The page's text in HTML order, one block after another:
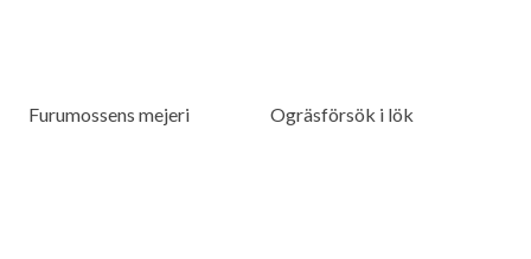
Furumossens mejeri Ogräsförsök i lök